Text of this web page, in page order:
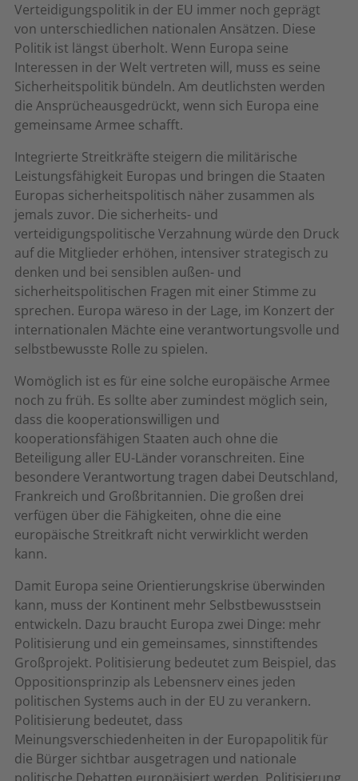
Verteidigungspolitik in der EU immer noch geprägt
von unterschiedlichen nationalen Ansätzen. Diese
Politik ist längst überholt. Wenn Europa seine
Interessen in der Welt vertreten will, muss es seine
Sicherheitspolitik bündeln. Am deutlichsten werden
die Ansprücheausgedrückt, wenn sich Europa eine
gemeinsame Armee schafft.
Integrierte Streitkräfte steigern die militärische
Leistungsfähigkeit Europas und bringen die Staaten
Europas sicherheitspolitisch näher zusammen als
jemals zuvor. Die sicherheits- und
verteidigungspolitische Verzahnung würde den Druck
auf die Mitglieder erhöhen, intensiver strategisch zu
denken und bei sensiblen außen- und
sicherheitspolitischen Fragen mit einer Stimme zu
sprechen. Europa wäreso in der Lage, im Konzert der
internationalen Mächte eine verantwortungsvolle und
selbstbewusste Rolle zu spielen.
Womöglich ist es für eine solche europäische Armee
noch zu früh. Es sollte aber zumindest möglich sein,
dass die kooperationswilligen und
kooperationsfähigen Staaten auch ohne die
Beteiligung aller EU-Länder voranschreiten. Eine
besondere Verantwortung tragen dabei Deutschland,
Frankreich und Großbritannien. Die großen drei
verfügen über die Fähigkeiten, ohne die eine
europäische Streitkraft nicht verwirklicht werden
kann.
Damit Europa seine Orientierungskrise überwinden
kann, muss der Kontinent mehr Selbstbewusstsein
entwickeln. Dazu braucht Europa zwei Dinge: mehr
Politisierung und ein gemeinsames, sinnstiftendes
Großprojekt. Politisierung bedeutet zum Beispiel, das
Oppositionsprinzip als Lebensnerv eines jeden
politischen Systems auch in der EU zu verankern.
Politisierung bedeutet, dass
Meinungsverschiedenheiten in der Europapolitik für
die Bürger sichtbar ausgetragen und nationale